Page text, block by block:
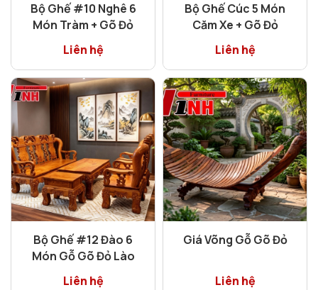
Bộ Ghế #10 Nghê 6
Món Tràm + Gõ Đỏ
Liên hệ
Bộ Ghế Cúc 5 Món
Căm Xe + Gõ Đỏ
Liên hệ
Bộ Ghế #12 Đào 6
Món Gỗ Gõ Đỏ Lào
Liên hệ
Giá Võng Gỗ Gõ Đỏ
Liên hệ